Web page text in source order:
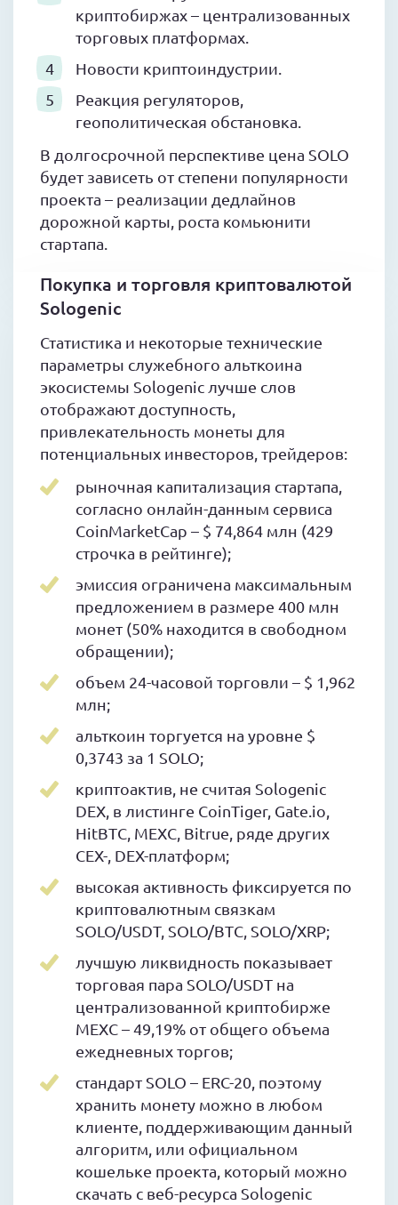
криптобиржах – централизованных
торговых платформах.
Новости криптоиндустрии.
Реакция регуляторов,
геополитическая обстановка.
В долгосрочной перспективе цена SOLO
будет зависеть от степени популярности
проекта – реализации дедлайнов
дорожной карты, роста комьюнити
стартапа.
Покупка и торговля криптовалютой
Sologenic
Статистика и некоторые технические
параметры служебного альткоина
экосистемы Sologenic лучше слов
отображают доступность,
привлекательность монеты для
потенциальных инвесторов, трейдеров:
рыночная капитализация стартапа,
согласно онлайн-данным сервиса
CoinMarketCap – $ 74,864 млн (429
строчка в рейтинге);
эмиссия ограничена максимальным
предложением в размере 400 млн
монет (50% находится в свободном
обращении);
объем 24-часовой торговли – $ 1,962
млн;
альткоин торгуется на уровне $
0,3743 за 1 SOLO;
криптоактив, не считая Sologenic
DEX, в листинге CoinTiger, Gate.io,
HitBTC, MEXC, Bitrue, ряде других
CEX-, DEX-платформ;
высокая активность фиксируется по
криптовалютным связкам
SOLO/USDT, SOLO/BTC, SOLO/XRP;
лучшую ликвидность показывает
торговая пара SOLO/USDT на
централизованной криптобирже
MEXC – 49,19% от общего объема
ежедневных торгов;
стандарт SOLO – ERC-20, поэтому
хранить монету можно в любом
клиенте, поддерживающим данный
алгоритм, или официальном
кошельке проекта, который можно
скачать с веб-ресурса Sologenic